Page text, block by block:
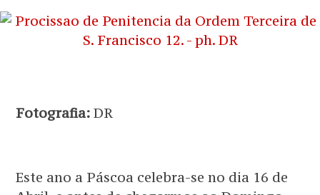
Fotografia:DR
Este ano a Páscoa celebra-se no dia 16 de